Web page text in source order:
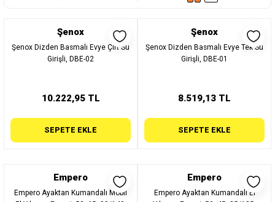
Şenox
Şenox Dizden Basmalı Evye Çift Su
Girişli, DBE-02
10.222,95 TL
SEPETE EKLE
Şenox
Şenox Dizden Basmalı Evye Tek Su
Girişli, DBE-01
8.519,13 TL
SEPETE EKLE
Empero
Empero Ayaktan Kumandalı Mobil
Empero
Empero Ayaktan Kumandalı El